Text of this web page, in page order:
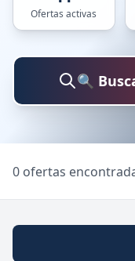
Ofertas activas
🔍
0 ofertas